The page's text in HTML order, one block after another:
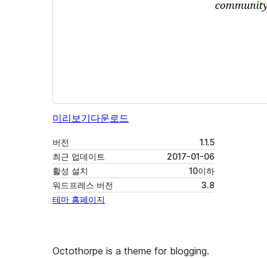
미리보기다운로드
버전
1.1.5
최근 업데이트
2017-01-06
활성 설치
10이하
워드프레스 버전
3.8
테마 홈페이지
Octothorpe is a theme for blogging.